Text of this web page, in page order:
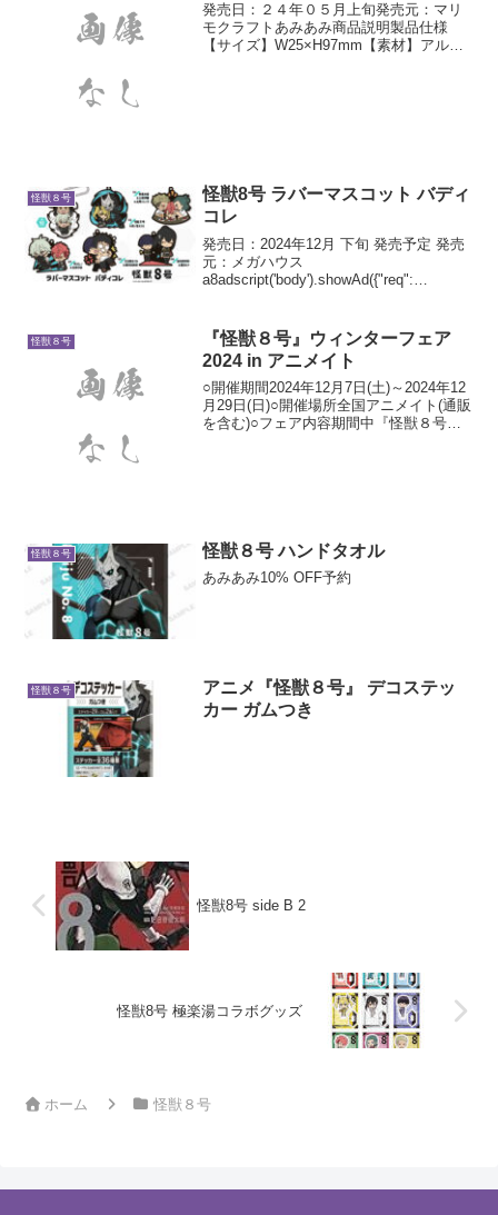
発売日：２４年０５月上旬発売元：マリ
モクラフトあみあみ商品説明製品仕様
【サイズ】W25×H97mm【素材】アルミ
怪獣８号
怪獣8号 ラバーマスコット バディ
コレ
発売日：2024年12月 下旬 発売予定 発売
元：メガハウス
a8adscript('body').showAd({"req":
怪獣８号
『怪獣８号』ウィンターフェア
2024 in アニメイト
○開催期間2024年12月7日(土)～2024年12
月29日(日)○開催場所全国アニメイト(通販
を含む)○フェア内容期間中『怪獣８号』
怪獣８号 怪獣８号 ハンドタオル
あみあみ10% OFF予約
怪獣８号
アニメ『怪獣８号』 デコステッ
カー ガムつき
怪獣8号 side B 2
怪獣8号 極楽湯コラボグッズ
ホーム 怪獣８号